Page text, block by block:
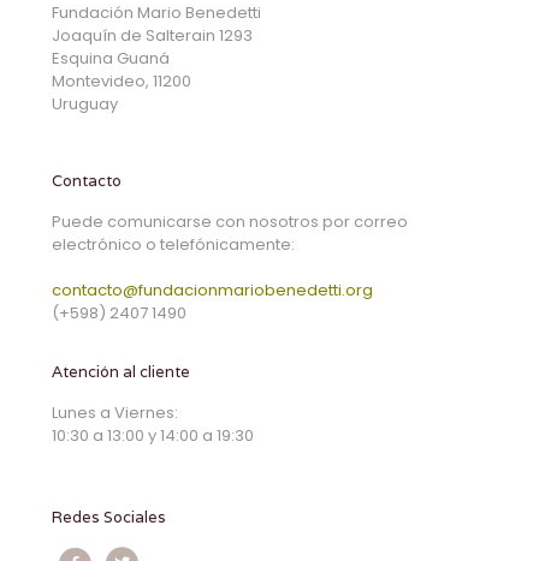
Fundación Mario Benedetti
Joaquín de Salterain 1293
Esquina Guaná
Montevideo, 11200
Uruguay
Contacto
Puede comunicarse con nosotros por correo
electrónico o telefónicamente:
contacto@fundacionmariobenedetti.org
(+598) 2407 1490
Atención al cliente
Lunes a Viernes:
10:30 a 13:00 y 14:00 a 19:30
Redes Sociales